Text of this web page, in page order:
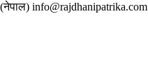
(नेपाल) info@rajdhanipatrika.com